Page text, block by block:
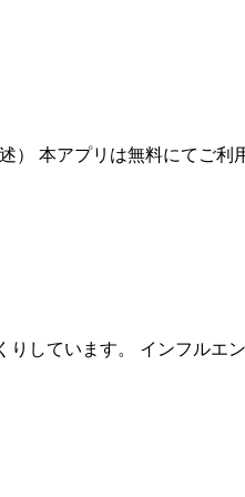
本アプリは無料にてご利
りしています。 インフルエ